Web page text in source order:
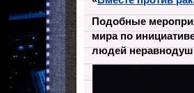
Подобные
мира по
людей